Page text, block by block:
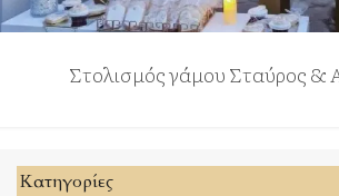
Στολισμός γάμου Σταύρος &
Kατηγορίες